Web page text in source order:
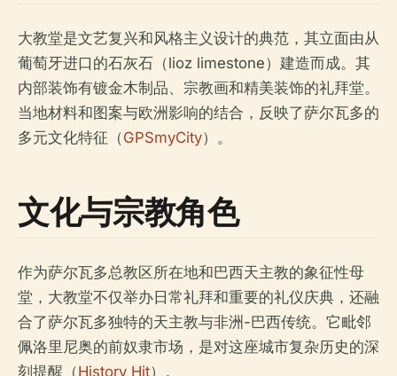
大教堂是文艺复兴和风格主义设计的典范，其立面由从
葡萄牙进口的石灰石（lioz limestone）建造而成。其
内部装饰有镀金木制品、宗教画和精美装饰的礼拜堂。
当地材料和图案与欧洲影响的结合，反映了萨尔瓦多的
多元文化特征（GPSmyCity）。
文化与宗教角色
作为萨尔瓦多总教区所在地和巴西天主教的象征性母
堂，大教堂不仅举办日常礼拜和重要的礼仪庆典，还融
合了萨尔瓦多独特的天主教与非洲-巴西传统。它毗邻
佩洛里尼奥的前奴隶市场，是对这座城市复杂历史的深
刻提醒（History Hit）。